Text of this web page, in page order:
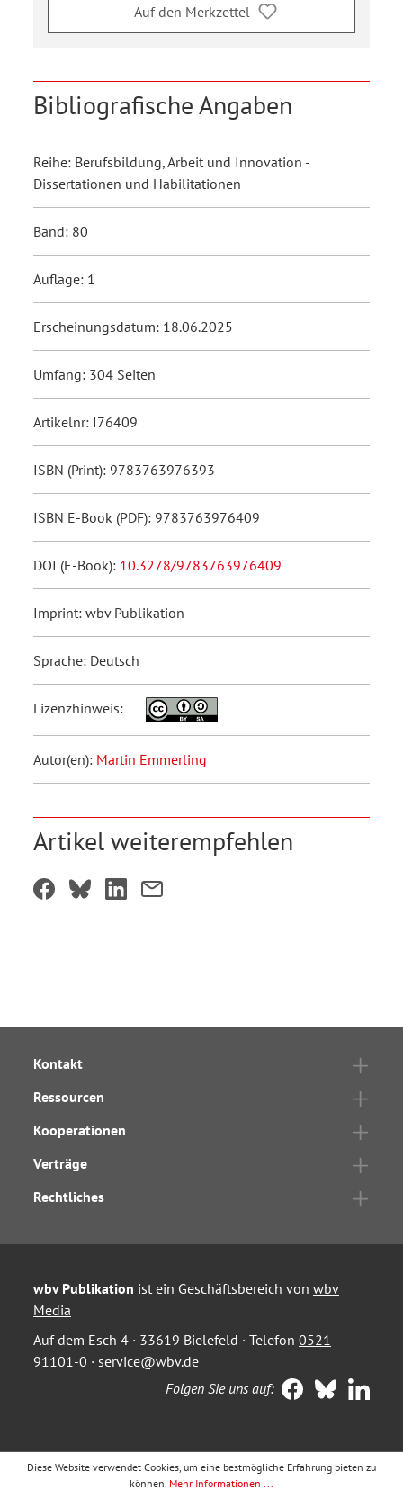
Auf den Merkzettel
Bibliografische Angaben
Reihe: Berufsbildung, Arbeit und Innovation -
Dissertationen und Habilitationen
Band: 80
Auflage: 1
Erscheinungsdatum: 18.06.2025
Umfang: 304 Seiten
Artikelnr: I76409
ISBN (Print): 9783763976393
ISBN E-Book (PDF): 9783763976409
DOI (E-Book): 10.3278/9783763976409
Imprint: wbv Publikation
Sprache: Deutsch
Lizenzhinweis:
Autor(en): Martin Emmerling
Artikel weiterempfehlen
Kontakt
Ressourcen
Kooperationen
Verträge
Rechtliches
wbv Publikation ist ein Geschäftsbereich von wbv
Media
Auf dem Esch 4 · 33619 Bielefeld · Telefon 0521
91101-0 · service@wbv.de
Folgen Sie uns auf:
Diese Website verwendet Cookies, um eine bestmögliche Erfahrung bieten zu
können. Mehr Informationen ...